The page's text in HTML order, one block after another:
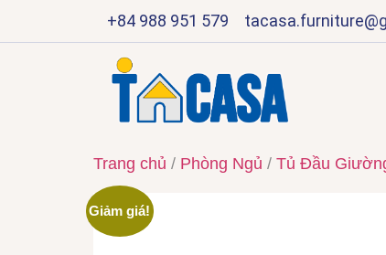
+84 988 951 579
Trang chủ / Phòng Ngủ / Tủ Đầu
Giảm giá!